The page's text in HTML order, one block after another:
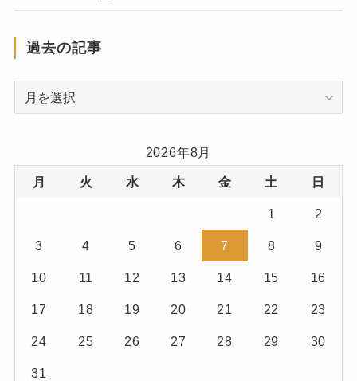
(7)
(7)
過去の記事
事
2026年8月
月 火 水 木 金 土 日
1 2
3 4 5 6 7 8 9
10 11 12 13 14 15 16
17 18 19 20 21 22 23
24 25 26 27 28 29 30
31